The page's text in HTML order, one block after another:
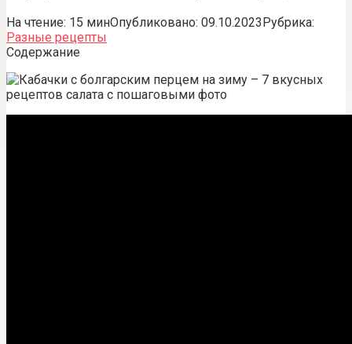
На чтение: 15 минОпубликовано: 09.10.2023Рубрика:
Разные рецепты
Содержание